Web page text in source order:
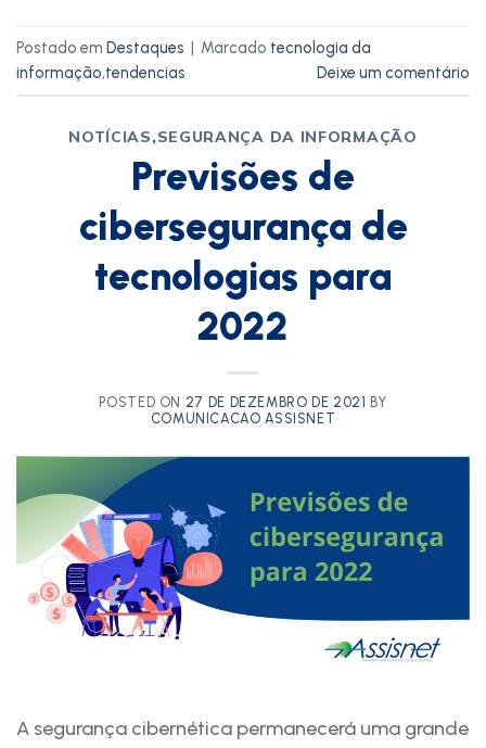
Postado em Destaques | Marcado tecnologia da
informação,tendencias Deixe um comentário
NOTÍCIAS,SEGURANÇA DA INFORMAÇÃO
Previsões de
cibersegurança de
tecnologias para
2022
POSTED ON 27 DE DEZEMBRO DE 2021 BY
COMUNICACAO ASSISNET
A segurança cibernética permanecerá uma grande